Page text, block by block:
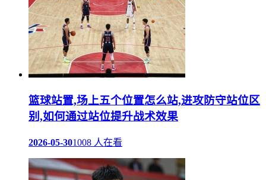
篮球站置,场上五个位置怎么站,进攻防守站位区
别,如何通过站位提升战术效果
2026-05-301008 人在看